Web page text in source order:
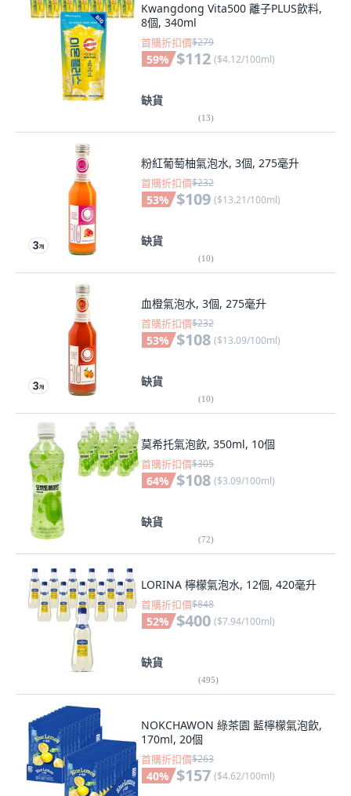
Kwangdong Vita500 離子PLUS飲料,
8個, 340ml
首購折扣價$279
59% $112 ($4.12/100ml)
缺貨
(13)
粉紅葡萄柚氣泡水, 3個, 275毫升
首購折扣價$232
53% $109 ($13.21/100ml)
缺貨
(10)
血橙氣泡水, 3個, 275毫升
首購折扣價$232
53% $108 ($13.09/100ml)
缺貨
(10)
莫希托氣泡飲, 350ml, 10個
首購折扣價$305
64% $108 ($3.09/100ml)
缺貨
(72)
LORINA 檸檬氣泡水, 12個, 420毫升
首購折扣價$848
52% $400 ($7.94/100ml)
缺貨
(495)
NOKCHAWON 綠茶園 藍檸檬氣泡飲,
170ml, 20個
首購折扣價$263
40% $157 ($4.62/100ml)